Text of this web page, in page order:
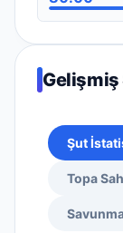
Şut
Topa